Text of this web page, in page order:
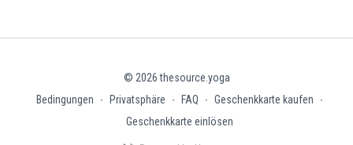
© 2026 thesource.yoga
Bedingungen
∙ Privatsphäre ∙ FAQ ∙ Geschenkkarte kaufen
∙
Geschenkkarte einlösen